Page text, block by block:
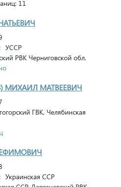
11
УССР
РВК Черниговской обл.
МИХАИЛ МАТВЕЕВИЧ
ГВК, Челябинская
Украинская ССР